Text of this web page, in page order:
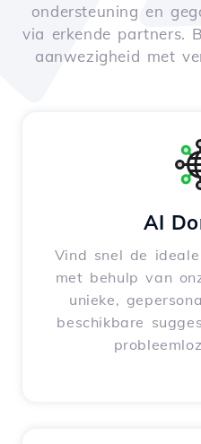
ondersteuning en
via erkende partners.
aanwezigheid met
AI
Vind snel de
met behulp van
unieke,
beschikbare